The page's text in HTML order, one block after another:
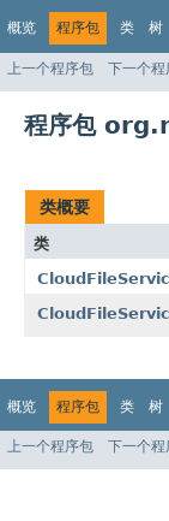
概览 程序包 类 树
上一个程序包 下一个程
程序包
类概要
类
概览 程序包 类 树
上一个程序包 下一个程